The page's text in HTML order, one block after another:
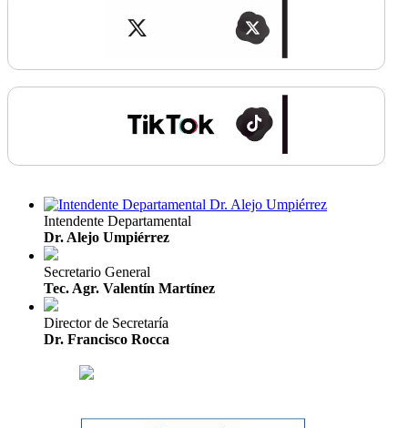
Intendente Departamental
Dr. Alejo Umpiérrez
Secretario General
Tec. Agr. Valentín Martínez
Director de Secretaría
Dr. Francisco Rocca